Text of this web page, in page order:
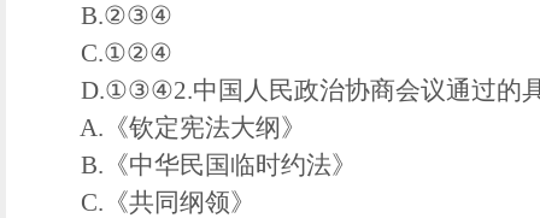
B.②③④
C.①②④
D.①③④2.中国人民政治协商会议通过的具
A.《钦定宪法大纲》
B.《中华民国临时约法》
C.《共同纲领》